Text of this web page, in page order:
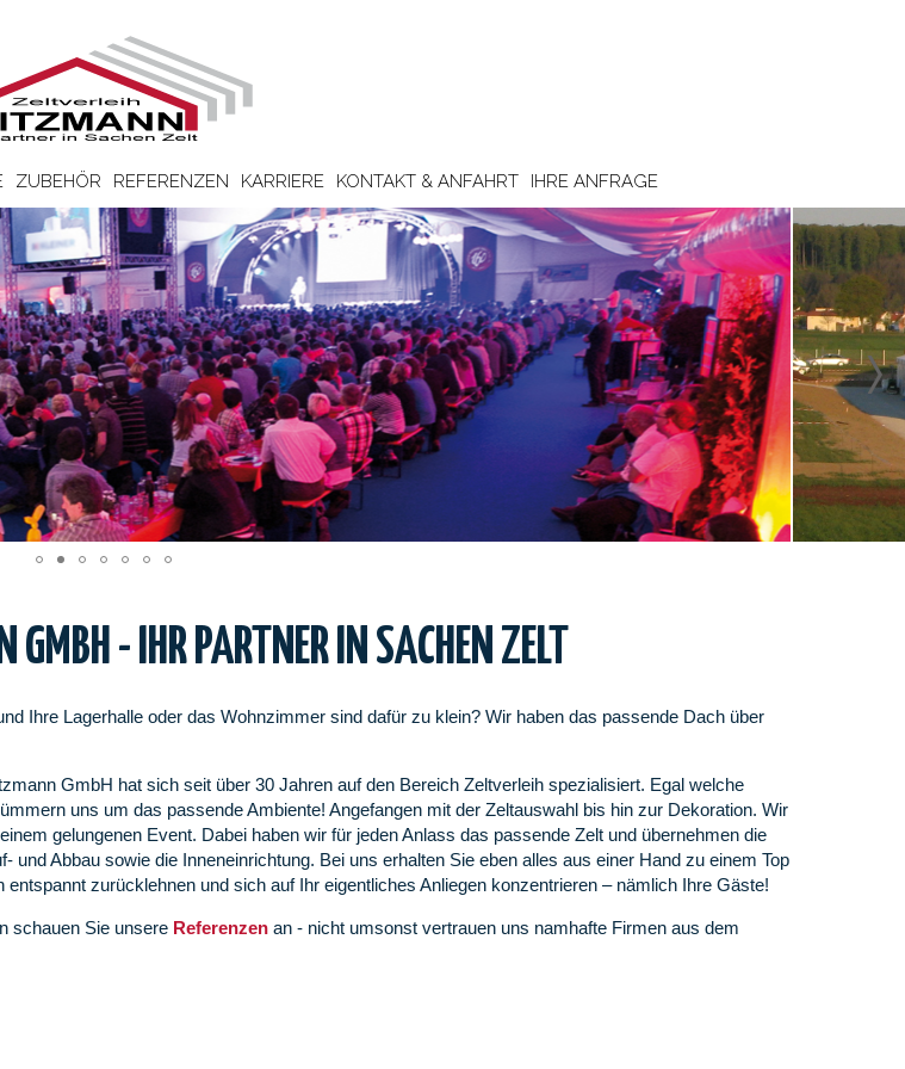
ZUBEHÖR REFERENZEN KARRIERE KONTAKT & ANFAHRT IHRE ANFRAGE
- IHR PARTNER IN SACHEN ZELT
Ihre Lagerhalle oder das Wohnzimmer sind dafür zu klein? Wir haben das passende Dach über
GmbH hat sich seit über 30 Jahren auf den Bereich Zeltverleih spezialisiert. Egal welche
uns um das passende Ambiente! Angefangen mit der Zeltauswahl bis hin zur Dekoration. Wir
gelungenen Event. Dabei haben wir für jeden Anlass das passende Zelt und übernehmen die
und Abbau sowie die Inneneinrichtung. Bei uns erhalten Sie eben alles aus einer Hand zu einem Top
zurücklehnen und sich auf Ihr eigentliches Anliegen konzentrieren – nämlich Ihre Gäste!
schauen Sie unsere Referenzenan - nicht umsonst vertrauen uns namhafte Firmen aus dem